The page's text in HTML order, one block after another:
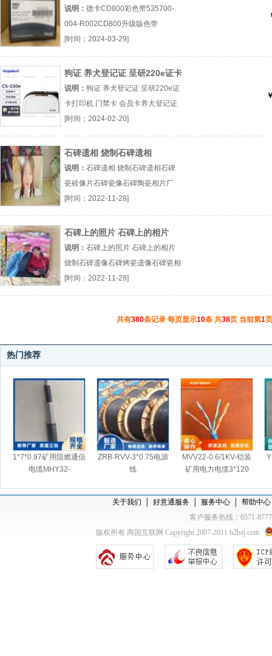
004-R002
说明： 德卡CD800彩色带535700-
004-R002CD800升级版色带
535700-004-R002500面/卷厂（...
『CD800升级版色带』
[时间：2024-03-29]
狗证 养犬登记证 呈研220e证卡
打印机 门禁卡 会员卡
说明： 狗证 养犬登记证 呈研220e证
卡打印机 门禁卡 会员卡养犬登记证
门禁卡会员卡居住证就业证厂（...
『养犬登记证』
[时间：2024-02-20]
石碑遗相 烧制石碑遗相
说明： 石碑遗相 烧制石碑遗相石碑
瓷砖像片石碑瓷像石碑陶瓷相片厂
（...『石碑瓷砖像片』
[时间：2022-11-28]
石碑上的照片 石碑上的相片
说明： 石碑上的照片 石碑上的相片
烧制石碑遗像石碑烤瓷遗像石碑瓷相
厂（...『烧制石碑遗像』
[时间：2022-11-28]
共有380条记录 每页显示10条 共38页 当前第1
热门推荐
1*7*0.97矿用阻燃通信
电缆MHY32-
ZRB-RVV-3*0.75电源
线
MVV22-0.6/1KV-铠装
矿用电力电缆3*120
关于我们 好意通服务 服务中心
帮助中心
客户服务热线：0571-
版权所有 商国互联网 Copyright 2007-2011 b2bzj.com